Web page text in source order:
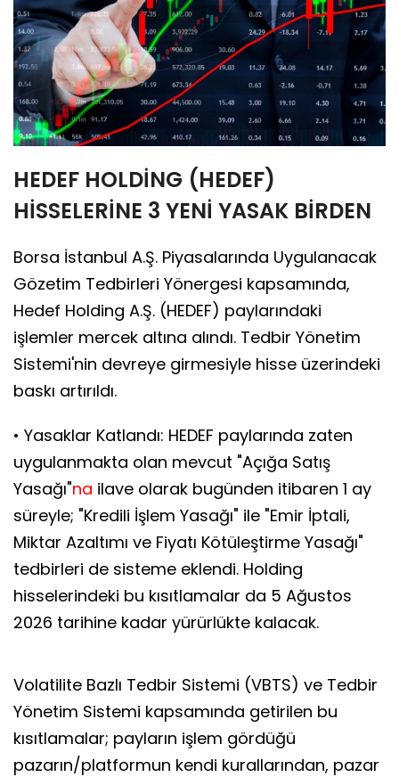
HEDEF HOLDİNG (HEDEF)
HİSSELERİNE 3 YENİ YASAK BİRDEN
Borsa İstanbul A.Ş. Piyasalarında Uygulanacak
Gözetim Tedbirleri Yönergesi kapsamında,
Hedef Holding A.Ş. (HEDEF) paylarındaki
işlemler mercek altına alındı. Tedbir Yönetim
Sistemi'nin devreye girmesiyle hisse üzerindeki
baskı artırıldı.
• Yasaklar Katlandı: HEDEF paylarında zaten
uygulanmakta olan mevcut "Açığa Satış
Yasağı"na ilave olarak bugünden itibaren 1 ay
süreyle; "Kredili İşlem Yasağı" ile "Emir İptali,
Miktar Azaltımı ve Fiyatı Kötüleştirme Yasağı"
tedbirleri de sisteme eklendi. Holding
hisselerindeki bu kısıtlamalar da 5 Ağustos
2026 tarihine kadar yürürlükte kalacak.
Volatilite Bazlı Tedbir Sistemi (VBTS) ve Tedbir
Yönetim Sistemi kapsamında getirilen bu
kısıtlamalar; payların işlem gördüğü
pazarın/platformun kendi kurallarından, pazar